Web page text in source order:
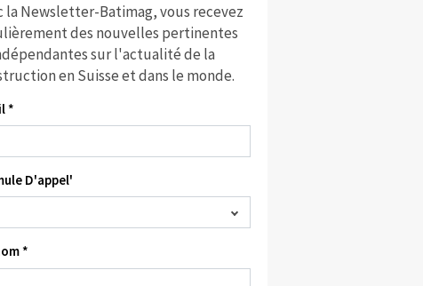
la Newsletter-Batimag, vous recevez
des nouvelles pertinentes
sur l'actualité de la
en Suisse et dans le monde.
*
D'appel'
*